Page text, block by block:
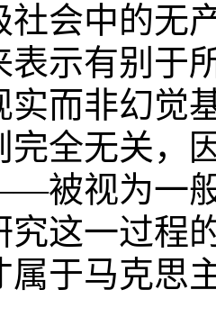
社会中的
表示有别于
实而非幻觉
完全无关
被视为一
究这一过程
属于马克思